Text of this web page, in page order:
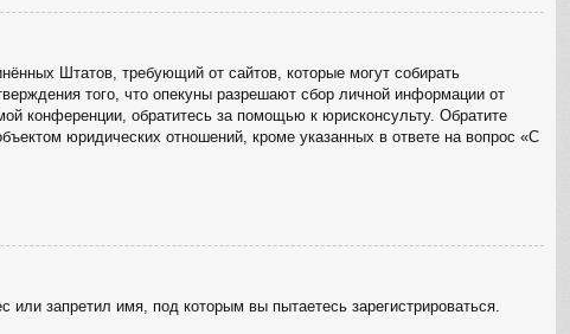
Штатов, требующий от сайтов, которые могут собирать
того, что опекуны разрешают сбор личной информации от
конференции, обратитесь за помощью к юрисконсульту. Обратите
юридических отношений, кроме указанных в ответе на вопрос «С
запретил имя, под которым вы пытаетесь зарегистрироваться.